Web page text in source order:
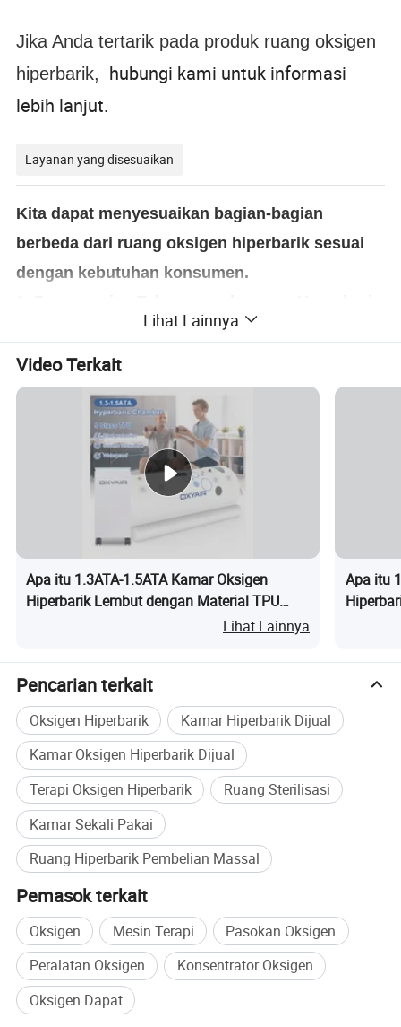
Jika Anda tertarik pada produk ruang oksigen
hiperbarik,
hubungi kami untuk informasi
lebih lanjut.
Layanan yang disesuaikan
Kita dapat menyesuaikan bagian-bagian
berbeda dari ruang oksigen hiperbarik sesuai
dengan kebutuhan konsumen.
Penyesuaian Warna Hiper Warna:
biru tua), Hitam, Beige, Hijau, Abu-abu Opsional.
(keausan di atas dapat dipilih untuk semua model)
Lihat Lainnya
Video Terkait
Apa itu 1.3ATA-1.5ATA Kamar Oksigen
Hiperbarik Lembut dengan Material TPU
Lihat Lainnya
Apa itu
Pencarian terkait
Oksigen Hiperbarik
Kamar Hiperbarik Dijual
Kamar Oksigen Hiperbarik Dijual
Terapi Oksigen Hiperbarik
Ruang Sterilisasi
Kamar Sekali Pakai
Ruang Hiperbarik Pembelian Massal
Pemasok terkait
Oksigen Mesin Terapi
Pasokan Oksigen
Peralatan Oksigen
Konsentrator Oksigen
Oksigen Dapat